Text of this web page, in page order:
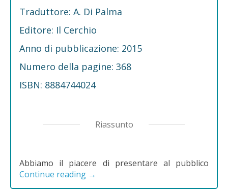
Traduttore: A. Di Palma
Editore: Il Cerchio
Anno di pubblicazione: 2015
Numero della pagine: 368
ISBN: 8884744024
Riassunto
Abbiamo il piacere di presentare al pubblico
Continue reading →